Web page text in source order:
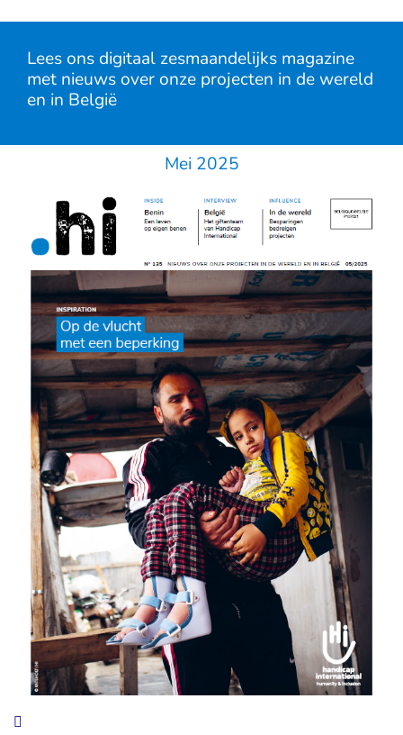
Lees ons digitaal zesmaandelijks magazine
met nieuws over onze projecten in de wereld
en in België
Mei 2025